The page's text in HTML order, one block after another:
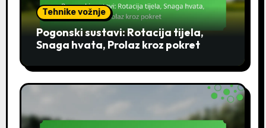
Tehnike vožnje
Pogonski sustavi: Rotacija tijela,
Snaga hvata, Prolaz kroz pokret